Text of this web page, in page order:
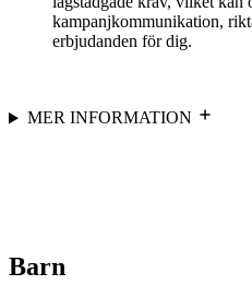
kampanjkommunikation,
erbjudanden för dig.
MER INFORMATION
Barn